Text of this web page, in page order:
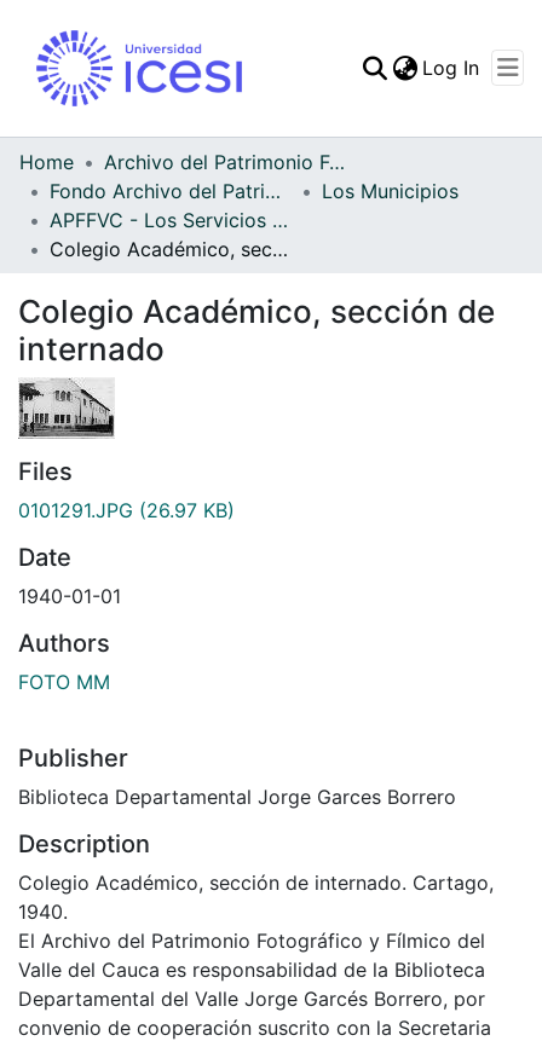
Statistics
Log In
Home
Archivo del Patrimonio Fotográfico y Fílmico del Valle del Cauca
Fondo Archivo del Patrimonio Fotográfico y Fílmico del Valle del Cauca
Los Municipios
APFFVC - Los Servicios Públicos - Patrimonial
Colegio Académico, sección de internado
Colegio Académico, sección de
internado
Files
0101291.JPG (26.97 KB)
Date
1940-01-01
Authors
FOTO MM
Publisher
Biblioteca Departamental Jorge Garces Borrero
Description
Colegio Académico, sección de internado. Cartago,
1940.
El Archivo del Patrimonio Fotográfico y Fílmico del
Valle del Cauca es responsabilidad de la Biblioteca
Departamental del Valle Jorge Garcés Borrero, por
convenio de cooperación suscrito con la Secretaria